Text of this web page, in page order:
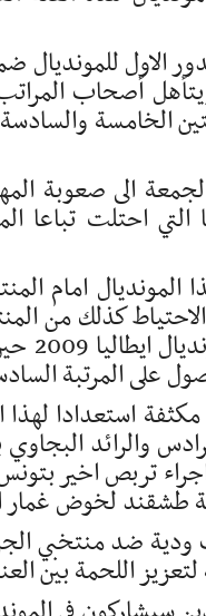
الاول للمونديال
أصحاب
الخامسة
الى صعوبة
احتلت تباعا
المونديال امام
الاحتياط كذلك من
على المرتبة
استعدادا
اللحمة بين